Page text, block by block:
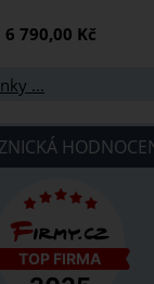
6 790,00 Kč
...